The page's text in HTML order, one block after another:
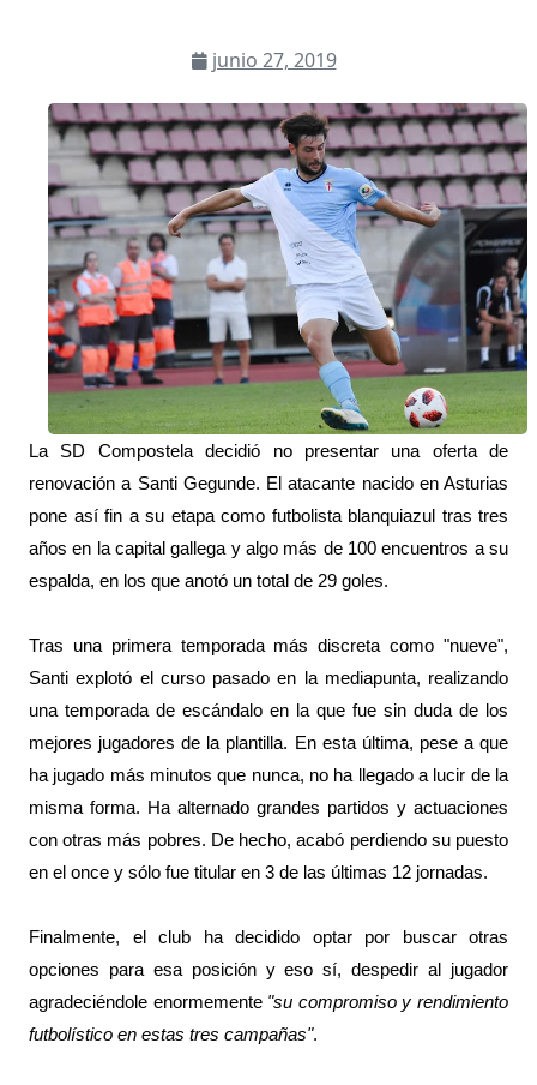
junio 27, 2019
La SD Compostela decidió no presentar una oferta de
renovación a Santi Gegunde. El atacante nacido en Asturias
pone así fin a su etapa como futbolista blanquiazul tras tres
años en la capital gallega y algo más de 100 encuentros a su
espalda, en los que anotó un total de 29 goles.
Tras una primera temporada más discreta como "nueve",
Santi explotó el curso pasado en la mediapunta, realizando
una temporada de escándalo en la que fue sin duda de los
mejores jugadores de la plantilla. En esta última, pese a que
ha jugado más minutos que nunca, no ha llegado a lucir de la
misma forma. Ha alternado grandes partidos y actuaciones
con otras más pobres. De hecho, acabó perdiendo su puesto
en el once y sólo fue titular en 3 de las últimas 12 jornadas.
Finalmente, el club ha decidido optar por buscar otras
opciones para esa posición y eso sí, despedir al jugador
agradeciéndole enormemente "su compromiso y rendimiento
futbolístico en estas tres campañas".